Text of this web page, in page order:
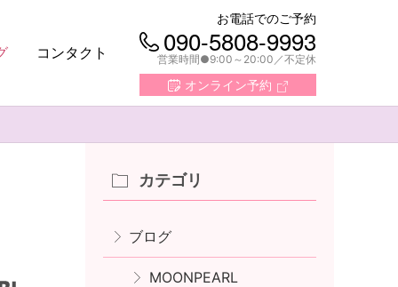
コンタクト
お電話でのご予約
090-5808-9993
営業時間●9:00～20:00 不定休
オンライン予約
カテゴリ
ブログ
MOONPEARL